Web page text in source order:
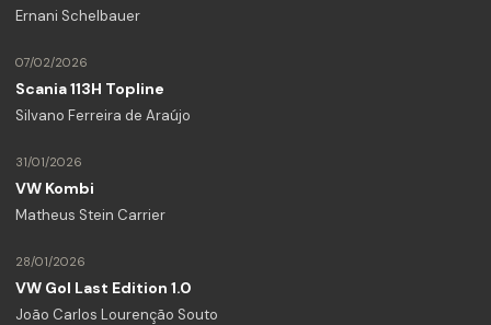
Ernani Schelbauer
07/02/2026
Scania 113H Topline
Silvano Ferreira de Araújo
31/01/2026
VW Kombi
Matheus Stein Carrier
28/01/2026
VW Gol Last Edition 1.0
João Carlos Lourenção Souto